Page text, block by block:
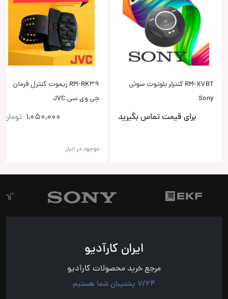
RM-X7BT کنترلر بلوتوث سونی
Sony
برای قیمت تماس بگیرید
RM-RK39 ریموت کنترل فرمان
جی وی سی JVC
1,050,000 تومان
موجود در انبار
ایران کارآدیو
مرجع خرید محصولات کارآدیو
7/24 پشتیبان شما هستیم